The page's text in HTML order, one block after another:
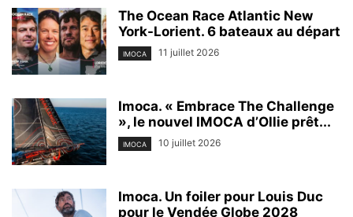
The Ocean Race Atlantic New
York-Lorient. 6 bateaux au départ
IMOCA 11 juillet 2026
Imoca. « Embrace The Challenge
», le nouvel IMOCA d’Ollie prêt...
IMOCA 10 juillet 2026
Imoca. Un foiler pour Louis Duc
pour le Vendée Globe 2028